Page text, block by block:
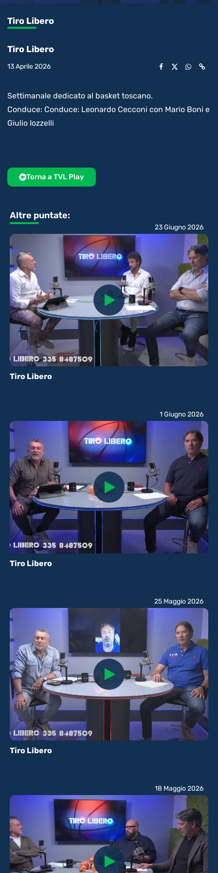
0.16%
in-
Tiro Libero
Tiro Libero
13 Aprile 2026
Settimanale dedicato al basket toscano.
Conduce: Conduce: Leonardo Cecconi con Mario Boni e
Giulio Iozzelli
Torna a TVL Play
Altre puntate:
Tiro Libero
23 Giugno 2026
Tiro Libero
1 Giugno 2026
Tiro Libero
25 Maggio 2026
18 Maggio 2026